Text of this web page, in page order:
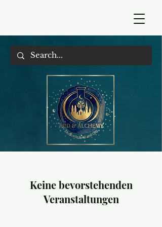
Keine bevorstehenden
Veranstaltungen